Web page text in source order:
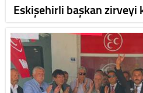
Eskişehirli başkan zirveyi